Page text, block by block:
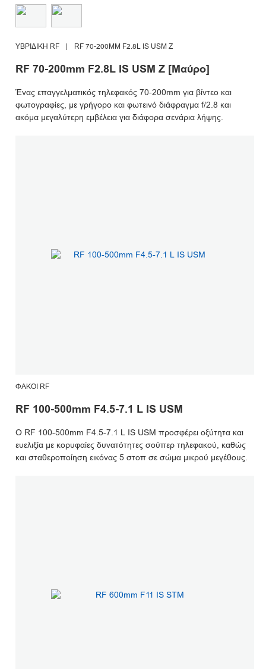
ΥΒΡΙΔΙΚΉ RF | RF 70-200MM F2.8L IS USM Z
RF 70-200mm F2.8L IS USM Z [Μαύρο]
Ένας επαγγελματικός τηλεφακός 70-200mm για βίντεο και
φωτογραφίες, με γρήγορο και φωτεινό διάφραγμα f/2.8 και
ακόμα μεγαλύτερη εμβέλεια για διάφορα σενάρια λήψης.
ΦΑΚΟΊ RF
RF 100-500mm F4.5-7.1 L IS USM
Ο RF 100-500mm F4.5-7.1 L IS USM προσφέρει οξύτητα και
ευελιξία με κορυφαίες δυνατότητες σούπερ τηλεφακού, καθώς
και σταθεροποίηση εικόνας 5 στοπ σε σώμα μικρού μεγέθους.